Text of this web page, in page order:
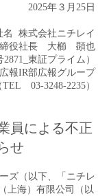
2025年３月 25 日
名
株式会社ニチレイ
役社長 大櫛 顕也
2871_ 東証プライム）
報IR部広報グループ
TEL 03-3248-2235）
員による不正
せ
ズ（以下、「ニチレ
上海）有限公司（以